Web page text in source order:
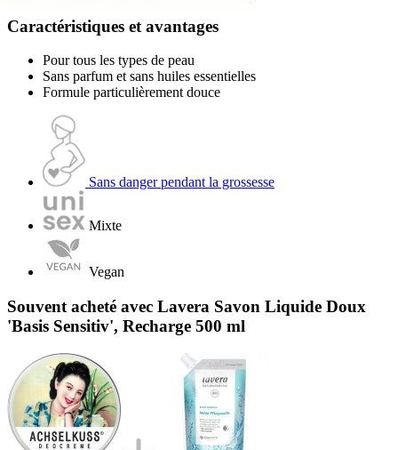
Caractéristiques et avantages
Pour tous les types de peau
Sans parfum et sans huiles essentielles
Formule particulièrement douce
Sans danger pendant la grossesse
Mixte
Vegan
Souvent acheté avec Lavera Savon Liquide Doux
'Basis Sensitiv', Recharge 500 ml